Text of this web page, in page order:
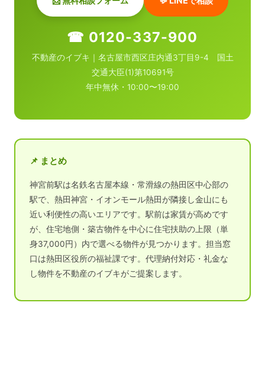
☎ 0120-337-900
不動産のイブキ｜名古屋市西区庄内通3丁目9-4 国土
交通大臣(1)第10691号
年中無休・10:00〜19:00
📌 まとめ
神宮前駅は名鉄名古屋本線・常滑線の熱田区中心部の
駅で、熱田神宮・イオンモール熱田が隣接し金山にも
近い利便性の高いエリアです。駅前は家賃が高めです
が、住宅地側・築古物件を中心に住宅扶助の上限（単
身37,000円）内で選べる物件が見つかります。担当窓
口は熱田区役所の福祉課です。代理納付対応・礼金な
し物件を不動産のイブキがご提案します。